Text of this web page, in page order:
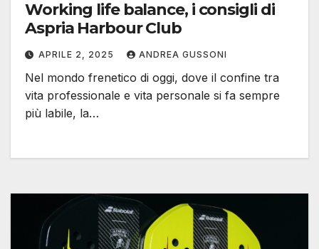
Working life balance, i consigli di
Aspria Harbour Club
APRILE 2, 2025 ANDREA GUSSONI
Nel mondo frenetico di oggi, dove il confine tra
vita professionale e vita personale si fa sempre
più labile, la…